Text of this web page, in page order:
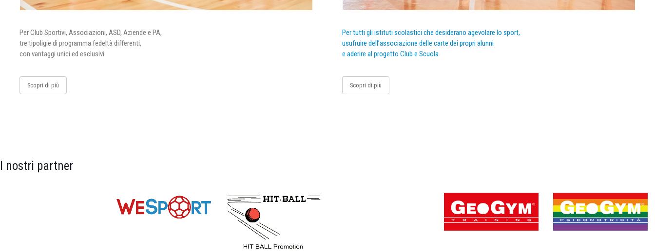
Per Club Sportivi, Associazioni, ASD, Aziende e PA,
tre tipoligie di programma fedeltà differenti,
con vantaggi unici ed esclusivi.
Scopri di più
Per tutti gli istituti scolastici che desiderano agevolare lo sport,
usufruire dell’associazione delle carte dei propri alunni
e aderire al progetto Club e Scuola
Scopri di più
I nostri partner